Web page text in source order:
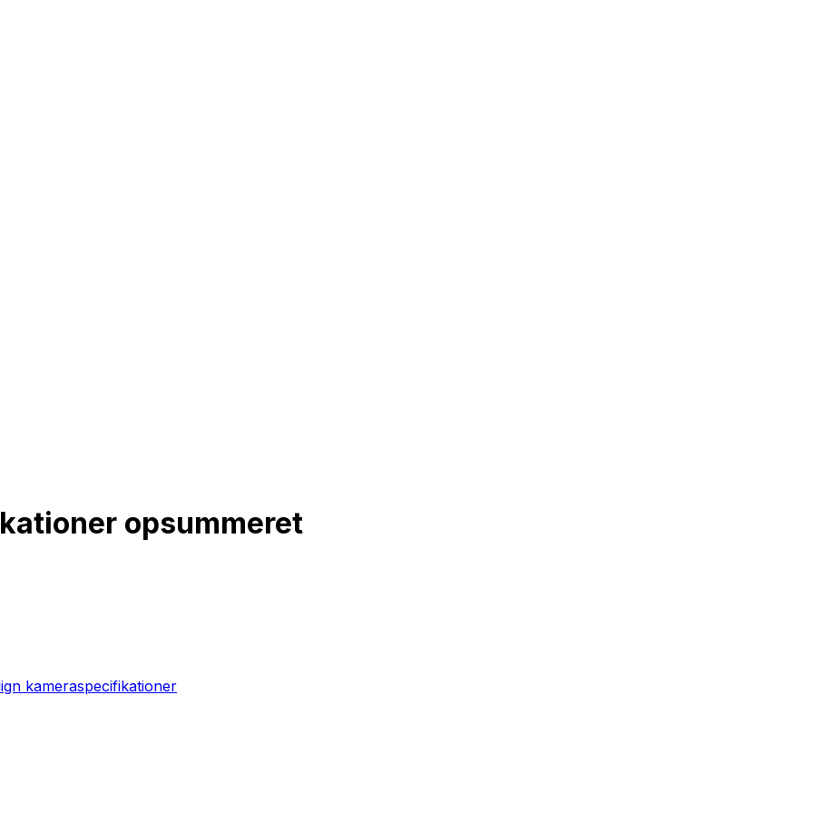
opsummeret
kameraspecifikationer